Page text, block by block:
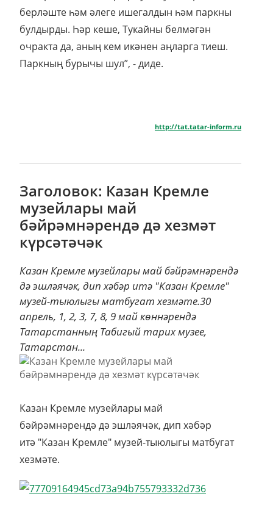
берләште һәм әлеге ишегалдын һәм паркны
булдырды. Һәр кеше, Тукайны белмәгән
очракта да, аның кем икәнен аңларга тиеш.
Паркның бурычы шул”, - диде.
http://tat.tatar-inform.ru
Заголовок: Казан Кремле
музейлары май
бәйрәмнәрендә дә хезмәт
күрсәтәчәк
Казан Кремле музейлары май бәйрәмнәрендә
дә эшләячәк, дип хәбәр итә "Казан Кремле"
музей-тыюлыгы матбугат хезмәте.30
апрель, 1, 2, 3, 7, 8, 9 май көннәрендә
Татарстанның Табигый тарих музее,
Татарстан...
Казан Кремле музейлары май
бәйрәмнәрендә дә эшләячәк, дип хәбәр
итә "Казан Кремле" музей-тыюлыгы матбугат
хезмәте.